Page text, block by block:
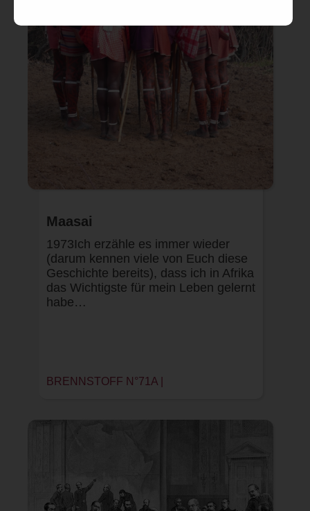
Maasai
1973Ich erzähle es immer wieder
(darum kennen viele von Euch diese
Geschichte bereits), dass ich in Afrika
das Wichtigste für mein Leben gelernt
habe…
BRENNSTOFF N°71A |